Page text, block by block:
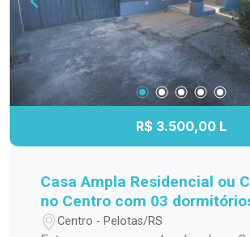
supermercado, cafés, escolas,
que facilita o dia a dia, em uma das
valorizadas de Pelotas.
R$ 3.500,00 L
Casa Ampla Residencial ou
no Centro com 03
Centro - Pelotas/RS